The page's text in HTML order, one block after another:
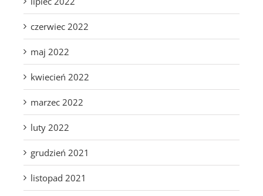
czerwiec 2022
maj 2022
kwiecień 2022
marzec 2022
luty 2022
grudzień 2021
listopad 2021